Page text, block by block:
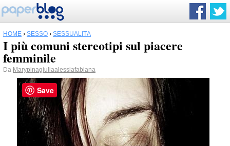
HOME › SESSO › SESSUALITÀ
I più comuni stereotipi sul piacere
femminile
Da Marypinagiuliaalessiafabiana
Save